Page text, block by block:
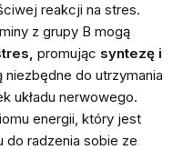
reakcji na stres.
z grupy B mogą
promując syntezę i
niezbędne do utrzymania
układu nerwowego.
energii, który jest
do radzenia sobie ze